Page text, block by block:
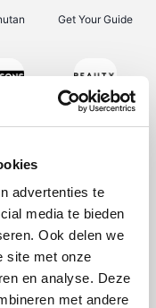
advertenties te
media te bieden
Ook delen we
site met onze
en analyse. Deze
met andere
Get Your Guide